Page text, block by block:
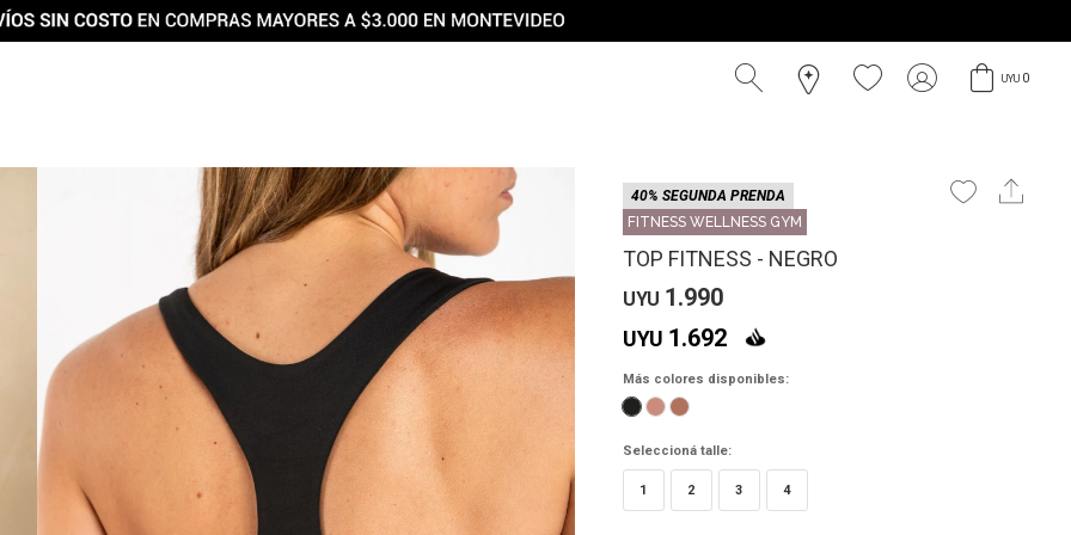
UYU 0
40% SEGUNDA PRENDA
FITNESS WELLNESS GYM
TOP FITNESS - NEGRO
UYU 1.990
UYU 1.692
Más colores disponibles:
Seleccioná talle:
1 2 3 4